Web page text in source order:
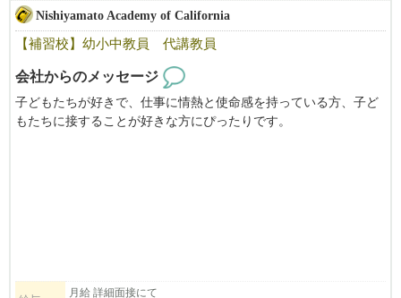
Nishiyamato Academy of California
【補習校】幼小中教員 代講教員
会社からのメッセージ
子どもたちが好きで、仕事に情熱と使命感を持っている方、子ど
もたちに接することが好きな方にぴったりです。
月給 詳細面接にて